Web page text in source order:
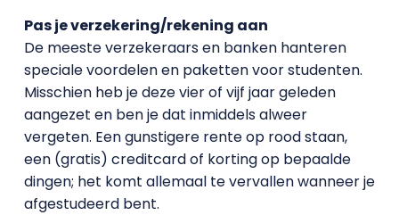
Pas je verzekering/rekening aan
De meeste verzekeraars en banken hanteren
speciale voordelen en paketten voor studenten.
Misschien heb je deze vier of vijf jaar geleden
aangezet en ben je dat inmiddels alweer
vergeten. Een gunstigere rente op rood staan,
een (gratis) creditcard of korting op bepaalde
dingen; het komt allemaal te vervallen wanneer je
afgestudeerd bent.